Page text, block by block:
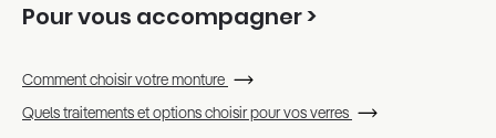
Pour vous accompagner >
Comment choisir votre monture
Quels traitements et options choisir pour vos verres